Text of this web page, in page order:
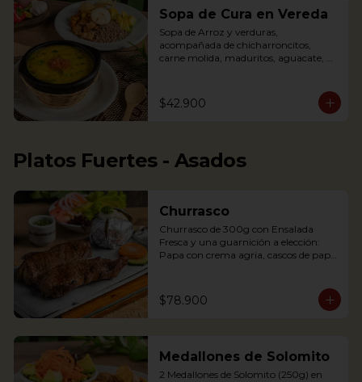
Sopa de Cura en Vereda
Sopa de Arroz y verduras,
acompañada de chicharroncitos,
carne molida, maduritos, aguacate,
Delicious Rice Soup with vegetables,
served with minced meat, sweet
$42.900
Platos Fuertes - Asados
Churrasco
Churrasco de 300g con Ensalada
Fresca y una guarnición a elección:
Papa con crema agria, cascos de papa
y arracacha
served on a griddle with a baked
potato with sour cream.
$78.900
Medallones de Solomito
2 Medallones de Solomito (250g) en